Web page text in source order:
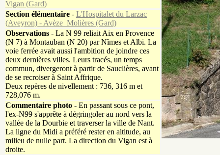
Vigan (Gard)
Section élémentaire - L'Hospitalet du Larzac
(Aveyron) - Avèze_Molières (Gard)
Observations - La N 99 reliait Aix en Provence
(N 7) à Montauban (N 20) par Nîmes et Albi. La
voie ferrée avait aussi l'ambition de joindre ces
deux dernières villes. Leurs tracés, un temps
commun, divergeront à partir de Sauclières, avant
de se recroiser à Saint Affrique.
Deux repères de nivellement : 736, 316 m et
728,076 m.
Commentaire photo - En passant sous ce pont,
l'ex-N99 s'apprête à dégringoler au nord vers la
vallée de la Dourbie et traverser la ville de Nant.
La ligne du Midi a préféré rester en altitude, au
milieu de nulle part. La direction du Vigan est à
droite.